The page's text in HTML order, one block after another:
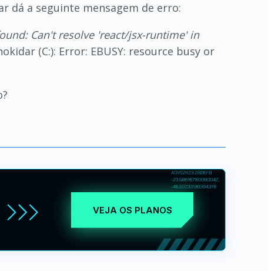
dá a seguinte mensagem de erro:
Can't resolve 'react/jsx-runtime' in
(C:): Error: EBUSY: resource busy or
VEJA OS PLANOS